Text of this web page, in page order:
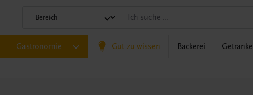
Gastronomie Gut zu wissen Bäckerei Getränke